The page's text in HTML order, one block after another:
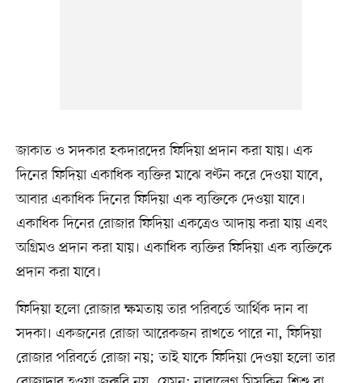
জাকাত ও সদকার হকদারদের ফিদিয়া প্রদান করা যায়। এক
দিনের ফিদিয়া একাধিক ব্যক্তির মাঝে বণ্টন করে দেওয়া যাবে,
আবার একাধিক দিনের ফিদিয়া এক ব্যক্তিকে দেওয়া যাবে।
একাধিক দিনের রোজার ফিদিয়া একত্রেও আদায় করা যায় এবং
অগ্রিমও প্রদান করা যায়। একাধিক ব্যক্তির ফিদিয়া এক ব্যক্তিকে
প্রদান করা যাবে।
ফিদিয়া হলো রোজার ক্ষমতায় তার পরিবর্তে আর্থিক দান বা
সদকা। একজনের রোজা আরেকজন রাখতে পারে না, ফিদিয়া
রোজার পরিবর্তে রোজা নয়; তাই যাকে ফিদিয়া দেওয়া হলো তার